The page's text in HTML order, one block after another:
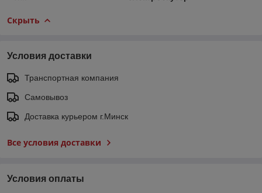
Скрыть
Условия доставки
Транспортная компания
Самовывоз
Доставка курьером г.Минск
Все условия доставки
Условия оплаты